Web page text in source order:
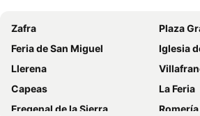
Zafra
Plaza
Feria de San Miguel
Iglesia
Llerena
Capeas
La Feria
Fregenal de la Sierra
Romería